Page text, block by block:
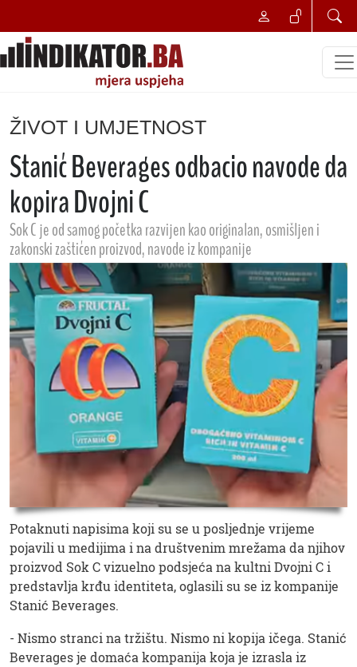
ŽIVOT I UMJETNOST
Stanić Beverages odbacio navode da
kopira Dvojni C
Sok C je od samog početka razvijen kao originalan, osmišljen i
zakonski zaštićen proizvod, navode iz kompanije
Potaknuti napisima koji su se u posljednje vrijeme
pojavili u medijima i na društvenim mrežama da njihov
proizvod Sok C vizuelno podsjeća na kultni Dvojni C i
predstavlja krđu identiteta, oglasili su se iz kompanije
Stanić Beverages.
- Nismo stranci na tržištu. Nismo ni kopija ičega. Stanić
Beverages je domaća kompanija koja je izrasla iz